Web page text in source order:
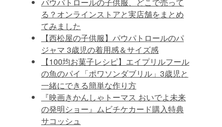
る？オンラインストアと実店舗をまとめ
てみました
【西松屋の子供服】パウパトロールのパ
ジャマ 3歳児の着用感＆サイズ感
【100均お菓子レシピ】エイプリルフール
の魚のパイ「ポワソンダブリル」3歳児と
一緒にできる簡単な作り方
『映画きかんしゃトーマス おいでよ未来
の発明ショー』ムビチケカード購入特典
サコッシュ